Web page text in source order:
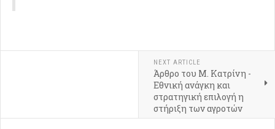
NEXT ARTICLE
Άρθρο του Μ. Κατρίνη -
Εθνική ανάγκη και
στρατηγική επιλογή η
στήριξη των αγροτών